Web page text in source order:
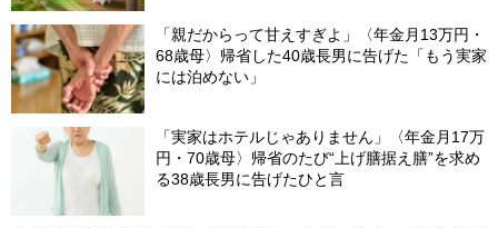
「親だからって甘えすぎよ」〈年金月13万円・
68歳母〉帰省した40歳長男に告げた「もう実家
には泊めない」
「実家はホテルじゃありません」〈年金月17万
円・70歳母〉帰省のたび“上げ膳据え膳”を求め
る38歳長男に告げたひと言